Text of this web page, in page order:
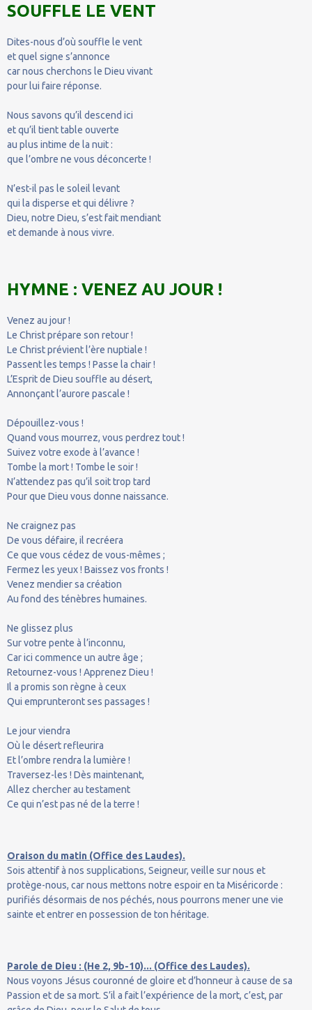
SOUFFLE LE VENT
Dites-nous d’où souffle le vent
et quel signe s’annonce
car nous cherchons le Dieu vivant
pour lui faire réponse.
Nous savons qu’il descend ici
et qu’il tient table ouverte
au plus intime de la nuit :
que l’ombre ne vous déconcerte !
N’est-il pas le soleil levant
qui la disperse et qui délivre ?
Dieu, notre Dieu, s’est fait mendiant
et demande à nous vivre.
HYMNE : VENEZ AU JOUR !
Venez au jour !
Le Christ prépare son retour !
Le Christ prévient l’ère nuptiale !
Passent les temps ! Passe la chair !
L’Esprit de Dieu souffle au désert,
Annonçant l’aurore pascale !
Dépouillez-vous !
Quand vous mourrez, vous perdrez tout !
Suivez votre exode à l’avance !
Tombe la mort ! Tombe le soir !
N’attendez pas qu’il soit trop tard
Pour que Dieu vous donne naissance.
Ne craignez pas
De vous défaire, il recréera
Ce que vous cédez de vous-mêmes ;
Fermez les yeux ! Baissez vos fronts !
Venez mendier sa création
Au fond des ténèbres humaines.
Ne glissez plus
Sur votre pente à l’inconnu,
Car ici commence un autre âge ;
Retournez-vous ! Apprenez Dieu !
Il a promis son règne à ceux
Qui emprunteront ses passages !
Le jour viendra
Où le désert refleurira
Et l’ombre rendra la lumière !
Traversez-les ! Dès maintenant,
Allez chercher au testament
Ce qui n’est pas né de la terre !
Oraison du matin (Office des Laudes).
Sois attentif à nos supplications, Seigneur, veille sur nous et
protège-nous, car nous mettons notre espoir en ta Miséricorde :
purifiés désormais de nos péchés, nous pourrons mener une vie
sainte et entrer en possession de ton héritage.
Parole de Dieu : (He 2, 9b-10)... (Office des Laudes).
Nous voyons Jésus couronné de gloire et d’honneur à cause de sa
Passion et de sa mort. S’il a fait l’expérience de la mort, c’est, par